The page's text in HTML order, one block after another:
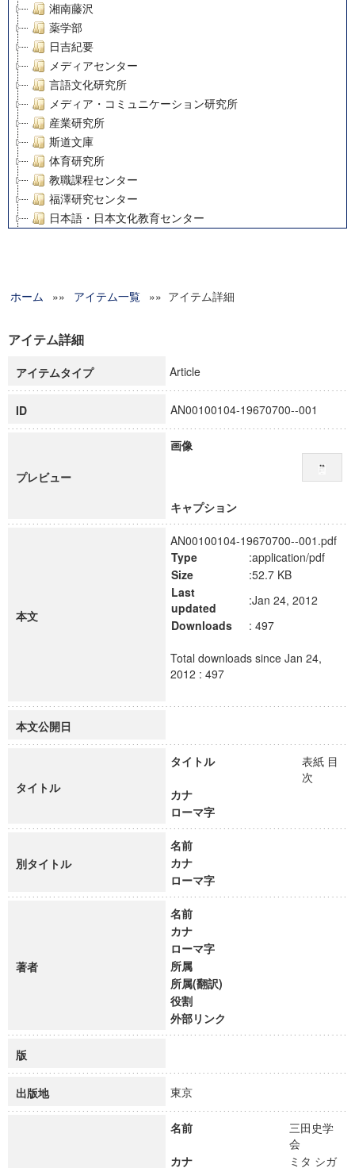
湘南藤沢
薬学部
日吉紀要
メディアセンター
言語文化研究所
メディア・コミュニケーション研究所
産業研究所
斯道文庫
体育研究所
教職課程センター
福澤研究センター
日本語・日本文化教育センター
グローバルリサーチインスティテュート
科学研究費補助金研究成果報告書
慶應義塾大学グローバルCOEプログラム市民社会ガバナンス
慶應義塾大学グローバルCOEプログラム論理と感性の先端的
博士課程教育リーディングプログラム「超成熟社会発展のサ
学術雑誌掲載論文等(8)
ホーム »» アイテム一覧 »» アイテム詳細
アイテム詳細
アイテムタイプ Article
ID AN00100104-19670700--001
プレビュー
画像
キャプション
本文
AN00100104-19670700--001.pdf
Type
:application/pdf
Size
:52.7 KB
Last
updated
:Jan 24, 2012
Downloads
: 497
Total downloads since Jan 24,
2012 : 497
本文公開日
タイトル
タイトル
表紙 目
次
カナ
ローマ字
別タイトル
名前
カナ
ローマ字
著者
名前
カナ
ローマ字
所属
所属(翻訳)
役割
外部リンク
版
出版地 東京
名前
三田史学
会
カナ
ミタ シガ